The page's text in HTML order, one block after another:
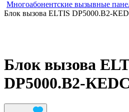
Многоабонентские вызывные
Блок вызова ELTIS DP5000.В2-
Блок вызова
DP5000.В2-